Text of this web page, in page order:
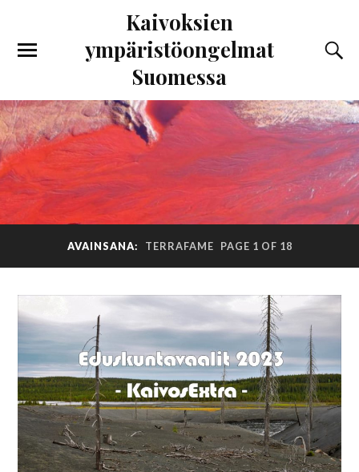
Kaivoksien
ympäristöongelmat
Suomessa
AVAINSANA: TERRAFAME PAGE 1 OF 18